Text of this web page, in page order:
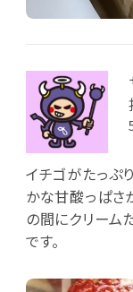
イチゴがたっぷ
かな甘酸っぱさ
の間にクリーム
です。